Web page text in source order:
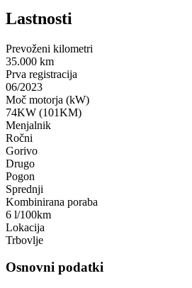
Lastnosti
Prevoženi kilometri
35.000 km
Prva registracija
06/2023
Moč motorja (kW)
74KW (101KM)
Menjalnik
Ročni
Gorivo
Drugo
Pogon
Sprednji
Kombinirana poraba
6 l/100km
Lokacija
Trbovlje
Osnovni podatki